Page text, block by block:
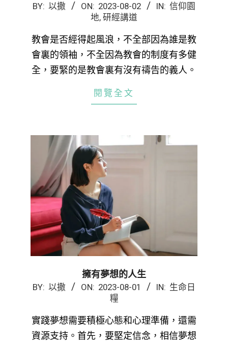
2023-
02
BY: 以撒 ON: 2023-08-02 IN: 信仰園
地, 研經講道
教會是否經得起風浪，不全部因為誰是教
會裏的領袖，不全因為教會的制度有多健
全，要緊的是教會裏有沒有禱告的義人。
閱覽全文
擁有夢想的人生
2023-
01
BY: 以撒 ON: 2023-08-01 IN: 生命日
糧
實踐夢想需要積極心態和心理準備，還需
資源支持。首先，要堅定信念，相信夢想